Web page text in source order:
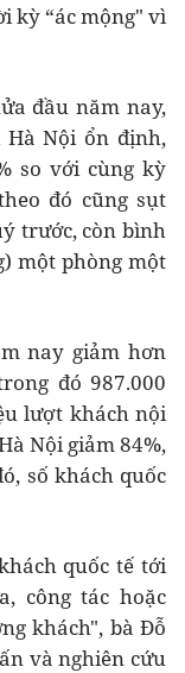
kỳ “ác mộng" vì
đầu năm nay,
Hà Nội ổn định,
so với cùng kỳ
đó cũng sụt
trước, còn bình
một phòng một
nay giảm hơn
đó 987.000
lượt khách nội
Nội giảm 84%,
số khách quốc
quốc tế tới
công tác hoặc
khách", bà Đỗ
và nghiên cứu